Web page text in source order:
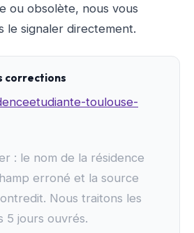
ou obsolète, nous vous
le signaler directement.
corrections
toulouse-
: le nom de la résidence
erroné et la source
Nous traitons les
5 jours ouvrés.